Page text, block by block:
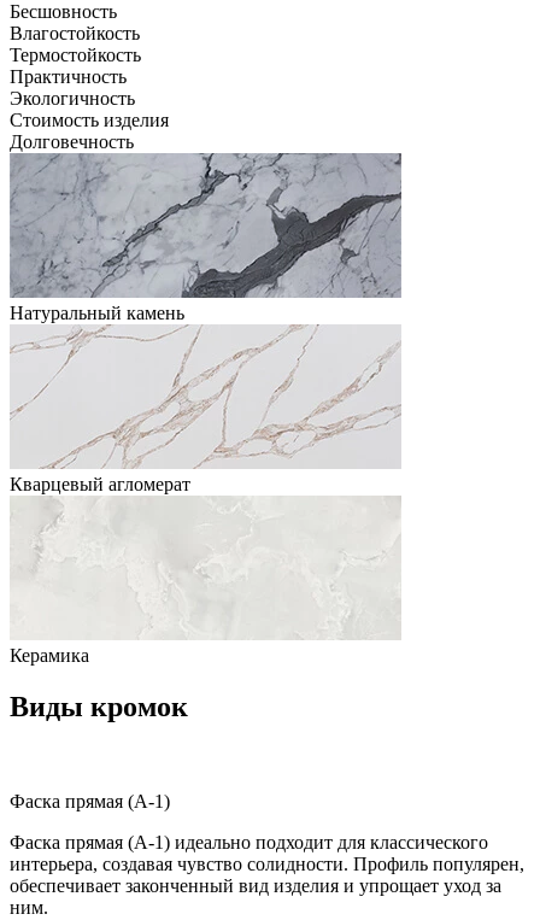
Бесшовность
Влагостойкость
Термостойкость
Практичность
Экологичность
Стоимость изделия
Долговечность
Натуральный камень
Кварцевый агломерат
Керамика
Виды кромок
Фаска прямая (A-1)
Фаска прямая (A-1) идеально подходит для классического
интерьера, создавая чувство солидности. Профиль популярен,
обеспечивает законченный вид изделия и упрощает уход за
ним.